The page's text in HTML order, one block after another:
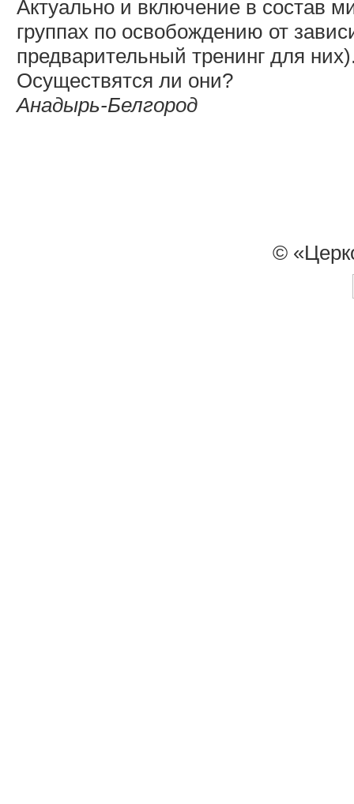
Актуально и включение в состав
группах по освобождению от
предварительный тренинг для
Осуществятся ли они?
Анадырь-Белгород
©